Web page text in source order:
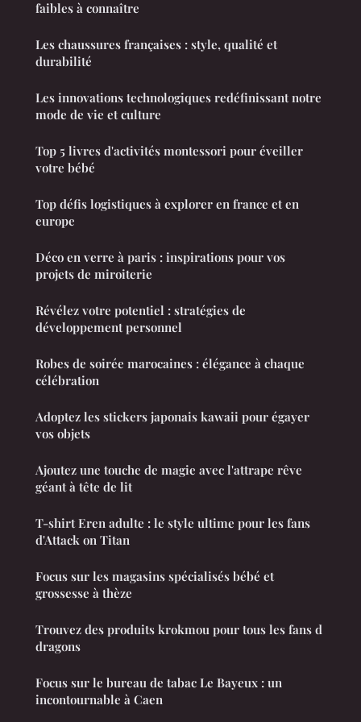
faibles à connaître
Les chaussures françaises : style, qualité et
durabilité
Les innovations technologiques redéfinissant notre
mode de vie et culture
Top 5 livres d'activités montessori pour éveiller
votre bébé
Top défis logistiques à explorer en france et en
europe
Déco en verre à paris : inspirations pour vos
projets de miroiterie
Révélez votre potentiel : stratégies de
développement personnel
Robes de soirée marocaines : élégance à chaque
célébration
Adoptez les stickers japonais kawaii pour égayer
vos objets
Ajoutez une touche de magie avec l'attrape rêve
géant à tête de lit
T-shirt Eren adulte : le style ultime pour les fans
d'Attack on Titan
Focus sur les magasins spécialisés bébé et
grossesse à thèze
Trouvez des produits krokmou pour tous les fans d
dragons
Focus sur le bureau de tabac Le Bayeux : un
incontournable à Caen